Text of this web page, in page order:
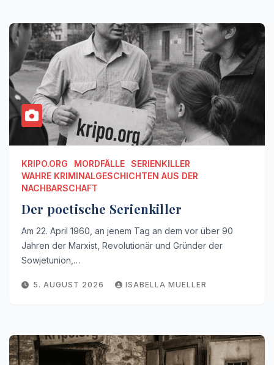
KRIPO.ORG MORDFÄLLE SERIENKILLER
WAHRE KRIMINALGESCHICHTEN AUS DER
NACHBARSCHAFT
Der poetische Serienkiller
Am 22. April 1960, an jenem Tag an dem vor über 90
Jahren der Marxist, Revolutionär und Gründer der
Sowjetunion,…
5. AUGUST 2026 ISABELLA MUELLER